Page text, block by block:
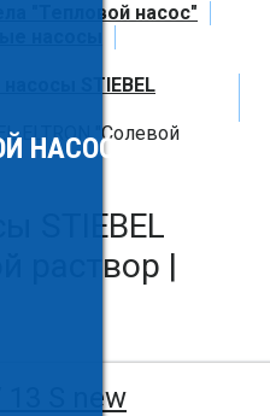
НАСОС
"Тепловой насос"
насосы
STIEBEL
ELTRON "Солевой
STIEBEL
раствор |
13 S new